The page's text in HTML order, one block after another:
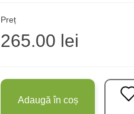
Preț
265.00 lei
Adaugă în coș